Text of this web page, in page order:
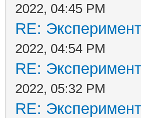
2022, 04:45 PM
RE:
2022, 04:54 PM
RE:
2022, 05:32 PM
RE: